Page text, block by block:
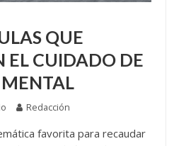
QUE
EL CUIDADO DE
Redacción
favorita para recaudar